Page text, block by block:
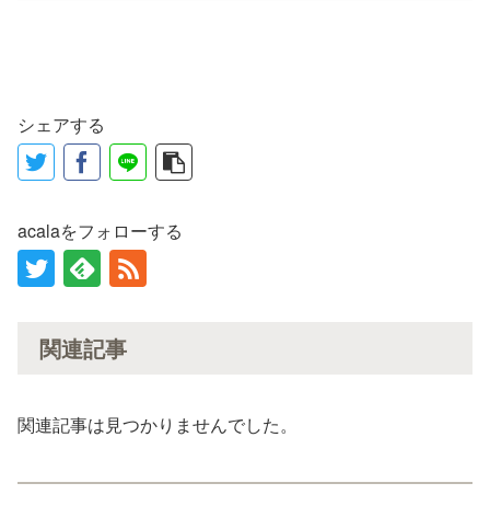
シェアする
acalaをフォローする
関連記事
関連記事は見つかりませんでした。